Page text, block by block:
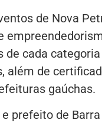
de Nova
cada
além de
gaúchas.
prefeito de